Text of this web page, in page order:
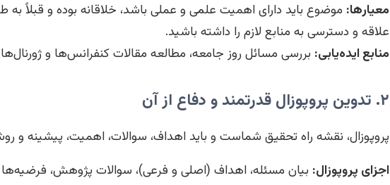
معیارها: موضوع باید دارای اهمیت علمی و عملی باشد، خلاقانه بوده و قبلاً
علاقه و دسترسی به منابع لازم را داشته باشید.
منابع ایده‌یابی: بررسی مسائل روز جامعه، مطالعه مقالات کنفرانس‌ها و
۲. تدوین پروپوزال قدرتمند و دفاع از آن
پروپوزال، نقشه راه تحقیق شماست و باید اهداف، سوالات، اهمیت، پیشینه
اجزای پروپوزال: بیان مسئله، اهداف (اصلی و فرعی)، سوالات پژوهش،